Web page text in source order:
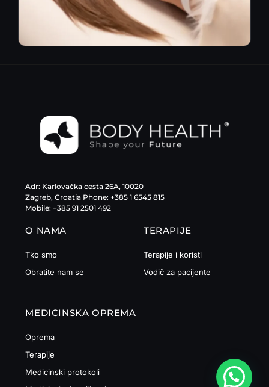
Adr: Karlovačka cesta 26A, 10020
Zagreb, Croatia Phone: +385 1 6545 815
Mobile: +385 91 2501 492
O NAMA
Tko smo
Obratite nam se
TERAPIJE
Terapije i koristi
Vodič za pacijente
MEDICINSKA OPREMA
Oprema
Terapije
Medicinski protokoli